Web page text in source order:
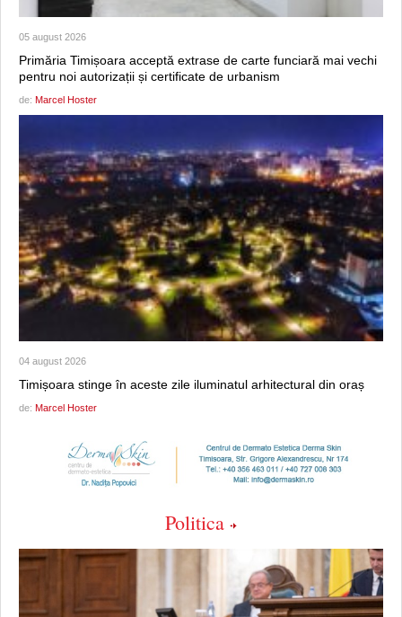
05 august 2026
Primăria Timișoara acceptă extrase de carte funciară mai vechi
pentru noi autorizații și certificate de urbanism
de: Marcel Hoster
04 august 2026
Timișoara stinge în aceste zile iluminatul arhitectural din oraș
de: Marcel Hoster
Politica